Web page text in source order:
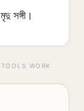
সঙ্গী।
WORK